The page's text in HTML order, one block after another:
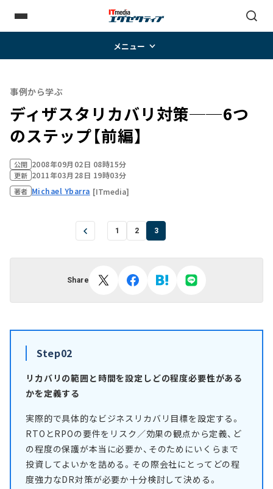
メニュー
事例から学ぶ
ディザスタリカバリ対策──6つ
のステップ【前編】
公開 2008年09月02日 08時15分
更新 2011年03月28日 19時03分
著者 Michael Ybarra [ITmedia]
1 2 3
Share
Step02
リカバリの範囲と時間を設定しどの程度必要性がある
かを定義する
実際的で具体的なビジネスリカバリ目標を設定する。
RTOとRPOの要件をリスク／効果の観点から定義、ど
の程度の保護が本当に必要か、そのためにいくらまで
投資してよいかを詰める。その際会社にとってどの程
度強力なDR対策が必要か十分検討して決める。